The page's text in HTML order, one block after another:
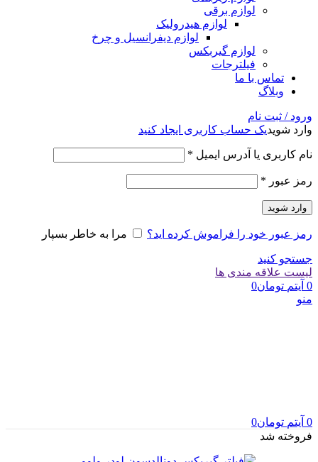
لوازم برقی
لوازم هیدرولیک
لوازم دیفرانسیل و چرخ
لوازم گیربکس
فیلترجات
تماس با ما
وبلاگ
ورود / ثبت نام
وارد شویدیک حساب کاربری ایجاد کنید
نام کاربری یا آدرس ایمیل *
رمز عبور *
وارد شوید
رمز عبور خود را فراموش کرده اید؟ مرا به خاطر بسپار
جستجو کنید
لیست علاقه مندی ها
0 آیتم تومان0
منو
0 آیتم تومان0
فروخته شد